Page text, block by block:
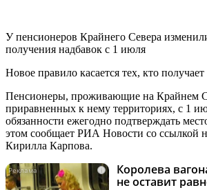
У пенсионеров Крайнего Севера
получения надбавок с 1 июля
Новое правило касается тех, кто
Пенсионеры, проживающие на Крайнем
приравненных к нему территориях, с 1
обязанности ежегодно подтверждать
этом сообщает РИА Новости со
Кирилла Карпова.
i
Королева
не оставит